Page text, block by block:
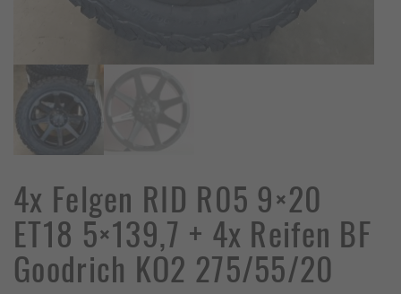
4x Felgen RID R05 9×20
ET18 5×139,7 + 4x Reifen BF
Goodrich KO2 275/55/20